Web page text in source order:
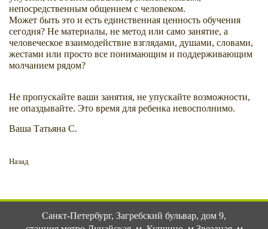
непосредственным общением с человеком.
Может быть это и есть единственная ценность обучения
сегодня? Не материалы, не метод или само занятие, а
человеческое взаимодействие взглядами, душами, словами,
жестами или просто все понимающим и поддерживающим
молчанием рядом?
Не пропускайте ваши занятия, не упускайте возможности,
не опаздывайте. Это время для ребенка невосполнимо.
Ваша Татьяна С.
Назад
Санкт-Петербург, Загребский бульвар, дом 9,